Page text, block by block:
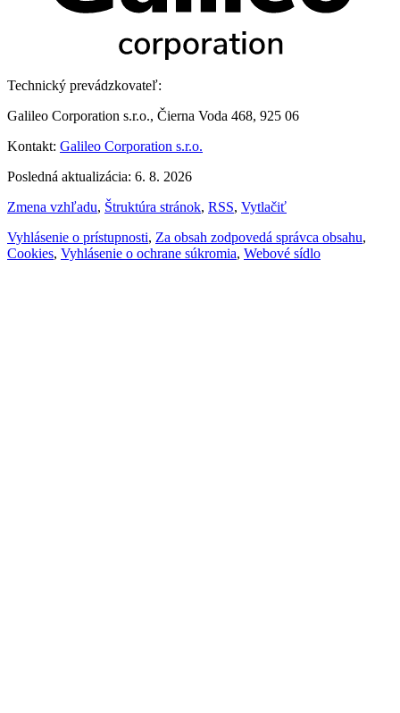
Technický prevádzkovateľ:
Galileo Corporation s.r.o., Čierna Voda 468, 925 06
Kontakt: Galileo Corporation s.r.o.
Posledná aktualizácia: 6. 8. 2026
Zmena vzhľadu, Štruktúra stránok, RSS, Vytlačiť
Vyhlásenie o prístupnosti, Za obsah zodpovedá správca obsahu,
Cookies, Vyhlásenie o ochrane súkromia, Webové sídlo